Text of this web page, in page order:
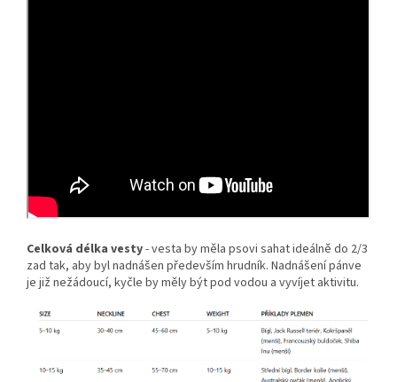
Celková délka vesty- vesta by měla psovi sahat ideálně do 2/3
zad tak, aby byl nadnášen především hrudník. Nadnášení pánve
je již nežádoucí, kyčle by měly být pod vodou a vyvíjet aktivitu.